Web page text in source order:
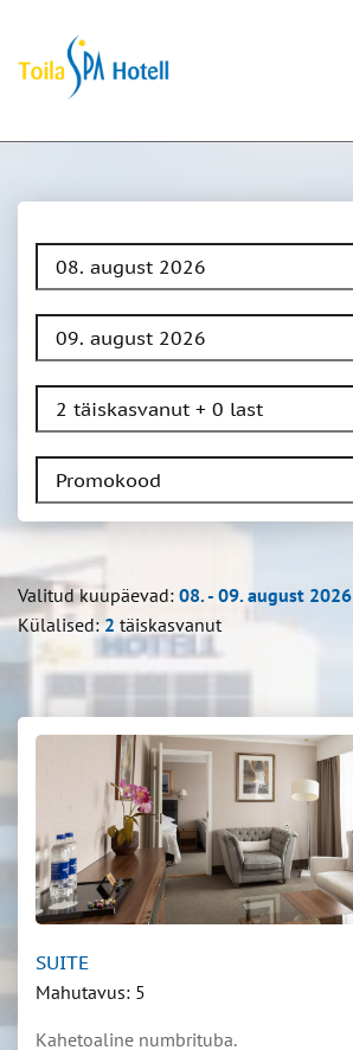
Valitud kuupäevad: 08. - 09. august 2026
Külalised:2 täiskasvanut
SUITE
Mahutavus: 5
Kahetoaline numbrituba.